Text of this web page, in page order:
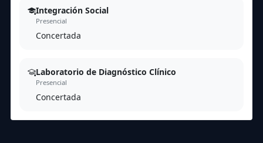
Integración Social
Presencial
Concertada
Laboratorio de Diagnóstico Clínico
Presencial
Concertada